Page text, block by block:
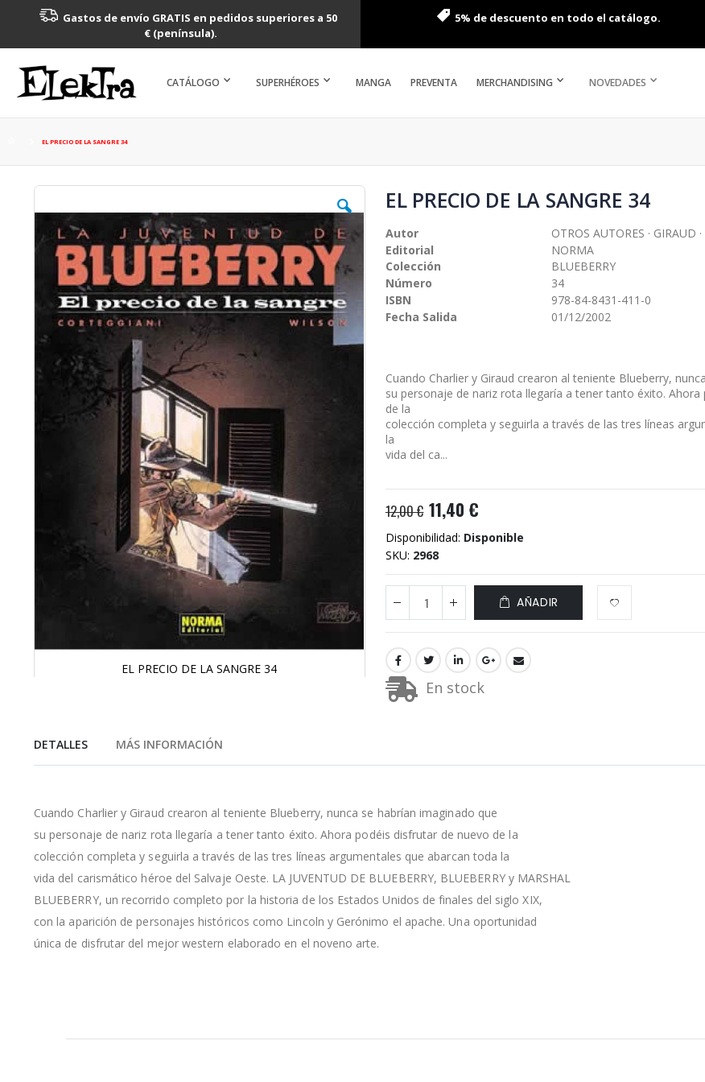
Gastos de envío GRATIS en pedidos superiores a 50
€ (península).
5% de descuento en todo el catálogo.
CATÁLOGO SUPERHÉROES MANGA PREVENTA MERCHANDISING NOVEDADES
EL PRECIO DE LA SANGRE 34
Saltar
de
la
galería
imágenes
EL PRECIO DE LA SANGRE 34
la
EL PRECIO DE LA SANGRE 34
Autor
OTROS AUTORES · GIRAUD
Editorial
NORMA
Colección
BLUEBERRY
Número
34
ISBN
978-84-8431-411-0
Fecha Salida
01/12/2002
Cuando Charlier y Giraud crearon al teniente Blueberry,
su personaje de nariz rota llegaría a tener tanto éxito.
de la
colección completa y seguirla a través de las tres líneas
la
vida del ca...
12,00 € 11,40 €
Disponibilidad: Disponible
SKU 2968
AÑADIR
En stock
DETALLES
Cuando Charlier y Giraud crearon al teniente Blueberry, nunca se habrían imaginado que
su personaje de nariz rota llegaría a tener tanto éxito. Ahora podéis disfrutar de nuevo de la
colección completa y seguirla a través de las tres líneas argumentales que abarcan toda la
vida del carismático héroe del Salvaje Oeste. LA JUVENTUD DE BLUEBERRY, BLUEBERRY y MARSHAL
BLUEBERRY, un recorrido completo por la historia de los Estados Unidos de finales del siglo XIX,
con la aparición de personajes históricos como Lincoln y Gerónimo el apache. Una oportunidad
única de disfrutar del mejor western elaborado en el noveno arte.
MÁS INFORMACIÓN